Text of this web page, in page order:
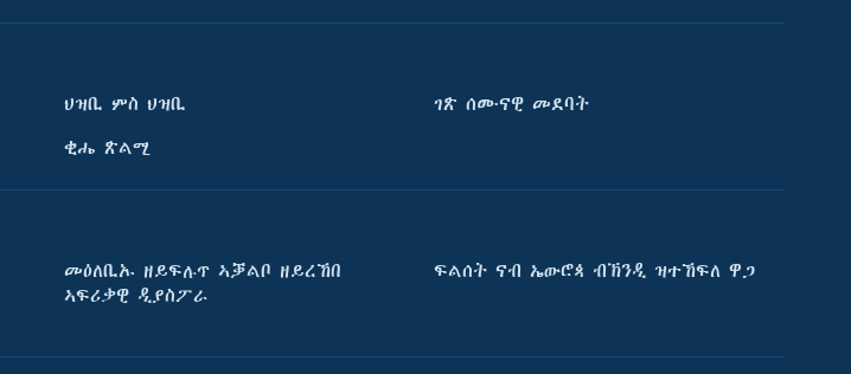
ህዝቢ ምስ ህዝቢ
ቂሔ ጽልሚ
ገጽ ሰሙናዊ መደባት
መዕለቢኡ ዘይፍሉጥ ኣቓልቦ ዘይረኸበ
ኣፍሪቃዊ ዲያስፖራ
ፍልሰት ናብ ኤውሮጳ ብኽንዲ ዝተኸፍለ ዋጋ